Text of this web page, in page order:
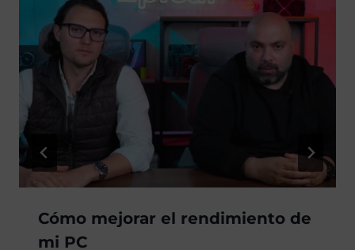
Cómo mejorar el rendimiento de
mi PC